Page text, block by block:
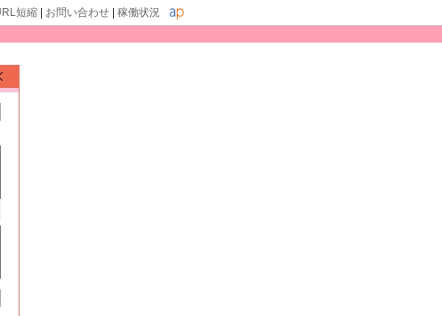
短縮 お問い合わせ 稼働状況